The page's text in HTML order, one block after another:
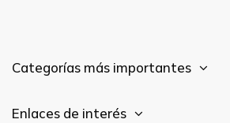
Categorías más importantes
Enlaces de interés